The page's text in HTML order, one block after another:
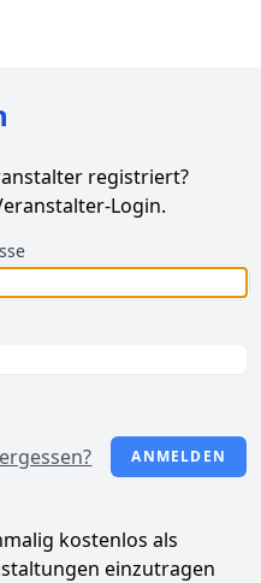
registriert?
Login.
ANMELDEN
kostenlos als
einzutragen